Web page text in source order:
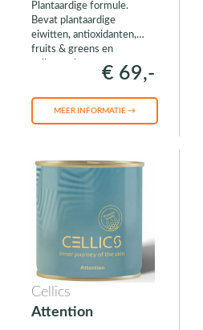
Plantaardige formule.
Bevat plantaardige
eiwitten, antioxidanten,
fruits & greens en
collageenboosters.€ 69,-
MEER INFORMATIE →
Cellics
Attention